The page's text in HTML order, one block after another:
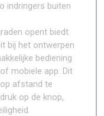
indringers buiten
opent biedt
bij het ontwerpen
bediening
mobiele app. Dit
afstand te
op de knop,